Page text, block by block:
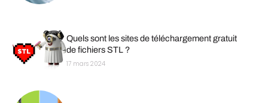
Quels sont les sites de téléchargement gratuit
de fichiers STL ?
17 mars 2024